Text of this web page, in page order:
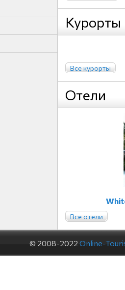
Курорты
Все курорты
Отели
Все отели
© 2008-2022 Online-